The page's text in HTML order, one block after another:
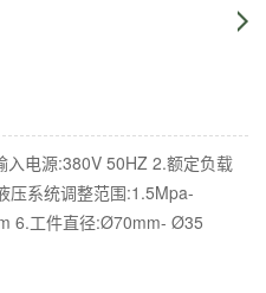
入电源:380V 50HZ 2.额定负载
压系统调整范围:1.5Mpa-
6.工件直径:Ø70mm- Ø35